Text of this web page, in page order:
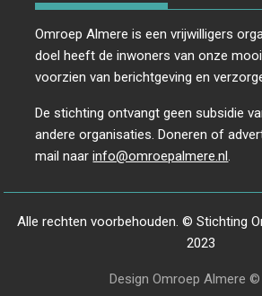
Omroep Almere is een vrijwilligers
doel heeft de inwoners van onze
voorzien van berichtgeving en
De stichting ontvangt geen subsidie
andere organisaties. Doneren of
mail naarinfo@omroepalmere.nl.
Alle rechten voorbehouden. © Stichting
2023
Design Omroep Almere ©